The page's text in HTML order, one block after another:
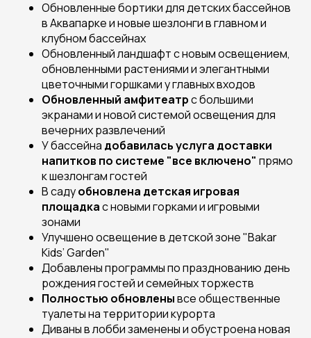
Обновленные бортики для детских бассейнов
в Аквапарке и новые шезлонги в главном и
клубном бассейнах
Обновленный ландшафт с новым освещением,
обновленными растениями и элегантными
цветочными горшками у главных входов
Обновленный амфитеатрс большими
экранами и новой системой освещения для
вечерних развлечений
У бассейна добавилась услуга доставки
напитков по системе "все включено" прямо
к шезлонгам гостей
В садуобновлена детская игровая
площадкас новыми горками и игровыми
зонами
Улучшено освещение в детской зоне "Bakar
Kids’ Garden"
Добавлены программы по празднованию день
рождения гостей и семейных торжеств
Полностью обновленывсе общественные
туалеты на территории курорта
Диваны в лобби заменены и обустроена новая